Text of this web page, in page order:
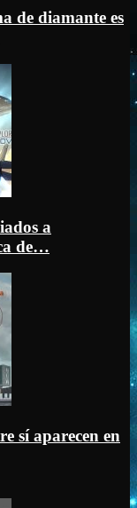
de diamante es
a
de…
sí aparecen en